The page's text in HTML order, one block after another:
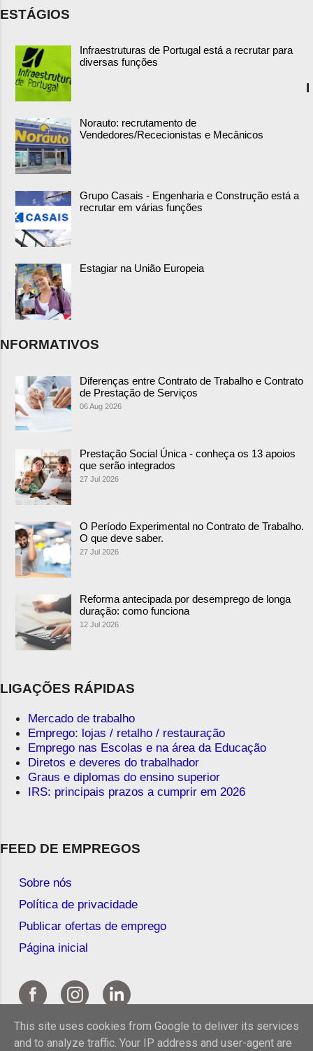
ESTÁGIOS
Infraestruturas de Portugal está a recrutar para
diversas funções
Norauto: recrutamento de
Vendedores/Rececionistas e Mecânicos
Grupo Casais - Engenharia e Construção está a
recrutar em várias funções
Estagiar na União Europeia
I
NFORMATIVOS
Diferenças entre Contrato de Trabalho e Contrato
de Prestação de Serviços
06 Aug 2026
Prestação Social Única - conheça os 13 apoios
que serão integrados
27 Jul 2026
O Período Experimental no Contrato de Trabalho.
O que deve saber.
27 Jul 2026
Reforma antecipada por desemprego de longa
duração: como funciona
12 Jul 2026
LIGAÇÕES RÁPIDAS
Mercado de trabalho
Emprego: lojas / retalho / restauração
Emprego nas Escolas e na área da Educação
Diretos e deveres do trabalhador
Graus e diplomas do ensino superior
IRS: principais prazos a cumprir em 2026
FEED DE EMPREGOS
Sobre nós
Política de privacidade
Publicar ofertas de emprego
Página inicial
This site uses cookies from Google to deliver its services
and to analyze traffic. Your IP address and user-agent are